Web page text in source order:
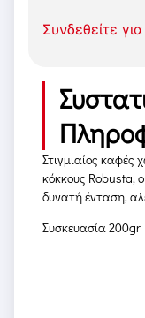
Συνδεθείτε
Στιγμιαίος καφές
κόκκους Robusta,
δυνατή ένταση,
Συσκευασία 200gr